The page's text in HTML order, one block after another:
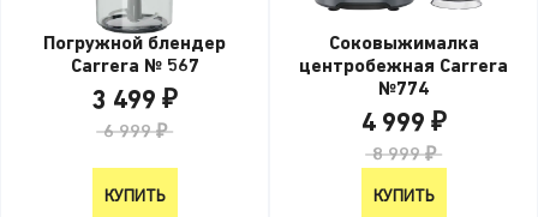
Погружной блендер
Carrera № 567
3 499 ₽
6 999 ₽
КУПИТЬ
Соковыжималка
центробежная Carrera
№774
4 999 ₽
8 999 ₽
КУПИТЬ